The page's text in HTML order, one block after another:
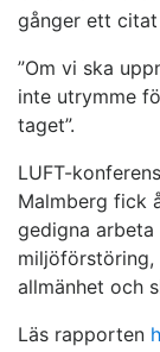
gånger ett citat
”Om vi ska
inte utrymme
taget”.
LUFT-
Malmberg fick
gedigna
allmänhet och
Läs rapporten